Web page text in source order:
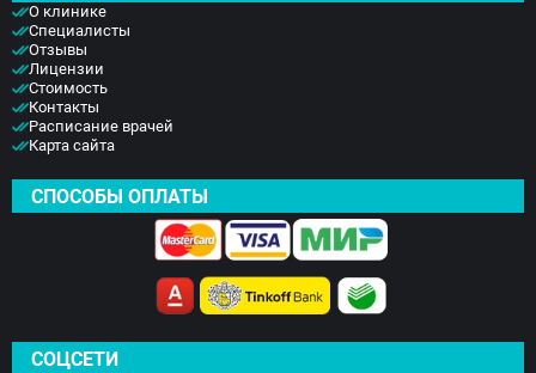
О клинике
Специалисты
Отзывы
Лицензии
Стоимость
Контакты
Расписание врачей
Карта сайта
СПОСОБЫ ОПЛАТЫ
СОЦСЕТИ